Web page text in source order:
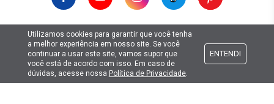
Copyright © 2019. Todos Os Direitos Reservados.
Lima Hobbies Modelismo Eireli - EPP CNPJ: 00.149.281/0001-49
Utilizamos cookies para garantir que você tenha
a melhor experiência em nosso site. Se você
continuar a usar este site, vamos supor que
você está de acordo com isso. Em caso de
dúvidas, acesse nossa Política de Privacidade.
ENTENDI